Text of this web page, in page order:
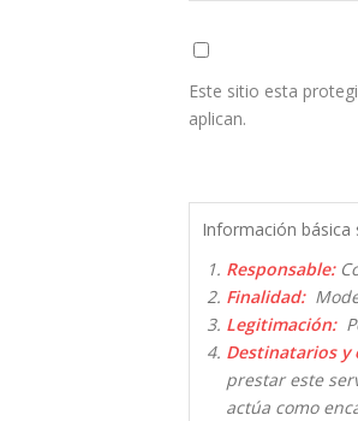
Este sitio esta
aplican.
Información
Responsable:
Finalidad:
Legitimación:
Destinatarios y
prestar este
actúa como